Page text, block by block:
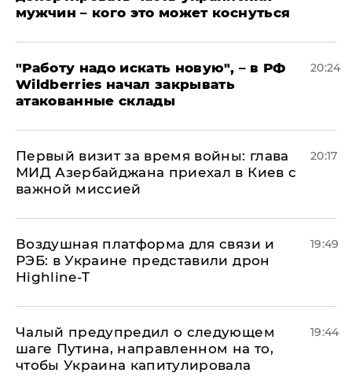
мужчин – кого это может коснуться
"Работу надо искать новую", – в РФ
Wildberries начал закрывать
атакованные склады
20:24
Первый визит за время войны: глава
МИД Азербайджана приехал в Киев с
важной миссией
20:17
Воздушная платформа для связи и
РЭБ: в Украине представили дрон
Highline-T
19:49
Чалый предупредил о следующем
шаге Путина, направленном на то,
чтобы Украина капитулировала
19:44